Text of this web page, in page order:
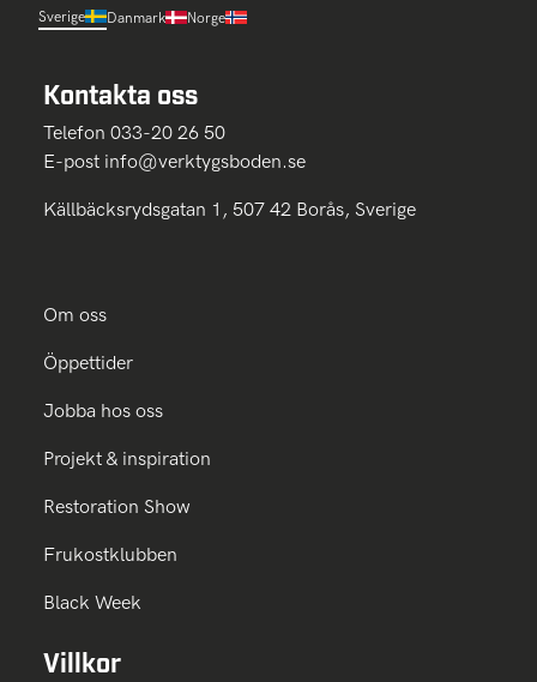
Sverige Danmark Norge
Kontakta oss
Telefon 033-20 26 50
E-post info@verktygsboden.se
Källbäcksrydsgatan 1, 507 42 Borås, Sverige
Om oss
Öppettider
Jobba hos oss
Projekt & inspiration
Restoration Show
Frukostklubben
Black Week
Villkor